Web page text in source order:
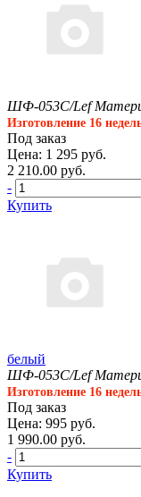
ШФ-053С/Lef
Изготовление 16
Под заказ
Цена: 1 295 руб.
2 210.00 руб.
-
Купить
белый
ШФ-053С/Lef
Изготовление 16
Под заказ
Цена: 995 руб.
1 990.00 руб.
-
Купить